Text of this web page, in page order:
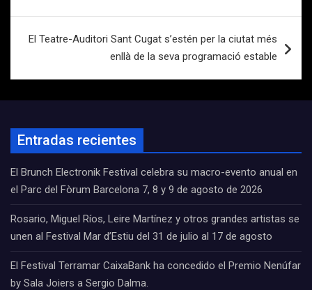
El Teatre-Auditori Sant Cugat s’estén per la ciutat més
enllà de la seva programació estable
Entradas recientes
El Brunch Electronik Festival celebra su macro-evento anual en
el Parc del Fòrum Barcelona 7, 8 y 9 de agosto de 2026
Rosario, Miguel Ríos, Leire Martínez y otros grandes artistas se
unen al Festival Mar d’Estiu del 31 de julio al 17 de agosto
El Festival Terramar CaixaBank ha concedido el Premio Nenúfar
by Sala Joiers a Sergio Dalma.